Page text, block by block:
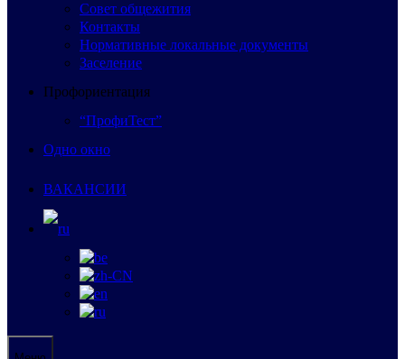
Совет общежития
Контакты
Нормативные локальные документы
Заселение
Профориентация
“ПрофиТест”
Одно окно
ВАКАНСИИ